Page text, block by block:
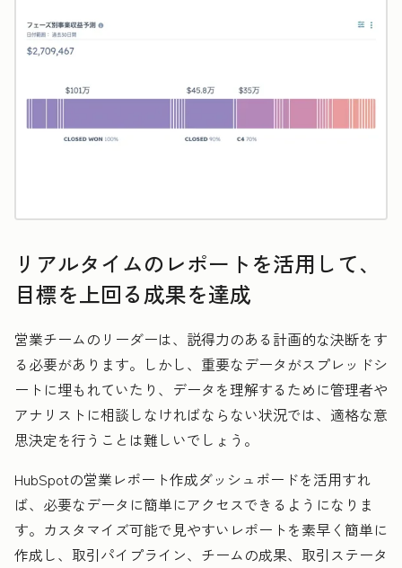
リアルタイムのレポートを活用して、
目標を上回る成果を達成
営業チームのリーダーは、説得力のある計画的な決断をす
る必要があります。しかし、重要なデータがスプレッドシ
ートに埋もれていたり、データを理解するために管理者や
アナリストに相談しなければならない状況では、適格な意
思決定を行うことは難しいでしょう。
HubSpotの営業レポート作成ダッシュボードを活用すれ
ば、必要なデータに簡単にアクセスできるようになりま
す。カスタマイズ可能で見やすいレポートを素早く簡単に
作成し、取引パイプライン、チームの成果、取引ステータ